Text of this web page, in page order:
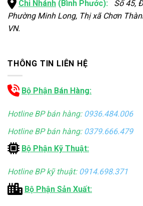
Chi Nhánh (Bình Phước): Số 45,
Phường Minh Long, Thị xã Chơn
VN.
THÔNG TIN LIÊN HỆ
Bộ Phận Bán Hàng:
Hotline BP bán hàng: 0936.484.006
Hotline BP bán hàng: 0379.666.479
Bộ Phận Kỹ Thuật:
Hotline BP kỹ thuật: 0914.698.371
Bộ Phận Sản Xuất: